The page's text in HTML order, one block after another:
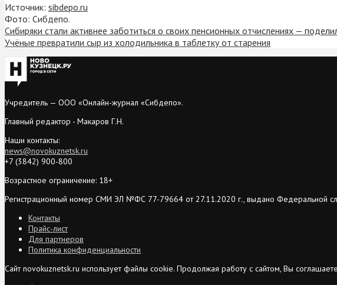
Источник: sibdepo.ru
Фото: Сибдепо.
Сибиряки стали активнее заботиться о своих пенсионных отчислениях —
Учёные превратили сыр из холодильника в таблетку от старения
Учредитель — ООО «Онлайн-журнал «Сибдепо».
Главный редактор - Макаров Г.Н.
Наши контакты:
news@novokuznetsk.ru
+7 (3842) 900-800
Возрастное ограничение: 18+
Регистрационный номер СМИ ЭЛ №ФС 77-79664 от 27.11.2020 г., выдано Федеральной
Контакты
Прайс-лист
Для партнеров
Политика конфиденциальности
Сайт novokuznetsk.ru использует файлы cookie. Продолжая работу с сайтом, Вы